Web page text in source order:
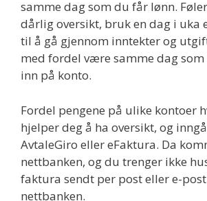
samme dag som du får lønn.
dårlig oversikt, bruk en dag i uka
til å gå gjennom inntekter og
med fordel være samme dag
inn på konto.
Fordel pengene på ulike kontoer
hjelper deg å ha oversikt, og
AvtaleGiro eller eFaktura. Da
nettbanken, og du trenger ikke
faktura sendt per post eller e-
nettbanken.